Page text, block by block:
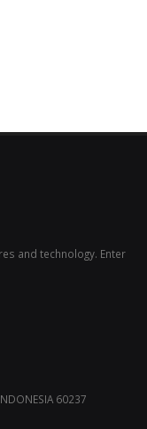
and technology. Enter
60237